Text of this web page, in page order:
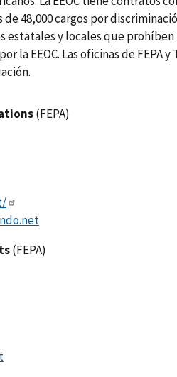
de 48,000 cargos por
estatales y locales que
la EEOC. Las oficinas de FEPA
(FEPA)
(FEPA)